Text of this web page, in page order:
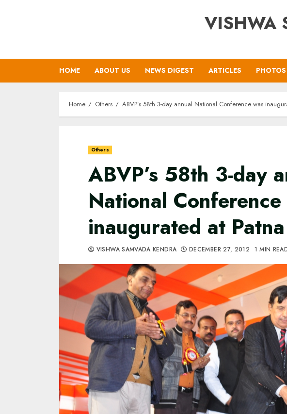
VISHWA
HOME ABOUT US NEWS DIGEST ARTICLES PHOTOS
Home Others ABVP’s 58th 3-day annual National Conference was
Others
ABVP’s 58th 3-day
National Conference
inaugurated at
VISHWA SAMVADA KENDRA DECEMBER 27, 2012 1 MIN